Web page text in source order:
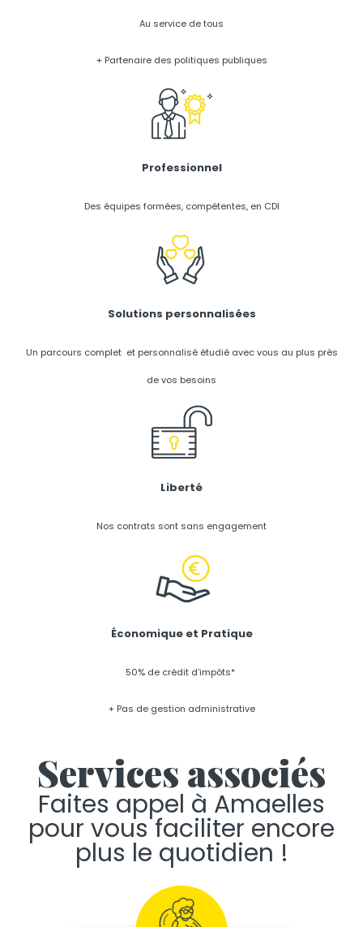
Au service de tous
+ Partenaire des politiques publiques
Professionnel
Des équipes formées, compétentes, en CDI
Solutions personnalisées
Un parcours complet et personnalisé étudié avec vous au plus près
de vos besoins
Liberté
Nos contrats sont sans engagement
Économique et Pratique
50% de crédit d’impôts*
+ Pas de gestion administrative
Services associés
Faites appel à Amaelles
pour vous faciliter encore
plus le quotidien !